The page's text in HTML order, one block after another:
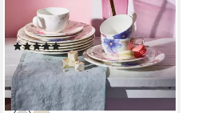
Porcelain, mikrow.- &
spülm.sicher, Made in
Germany (5)
ab 11,45 € 15,70 €
-27%
lieferbar - in 2-3 Werktagen bei dir